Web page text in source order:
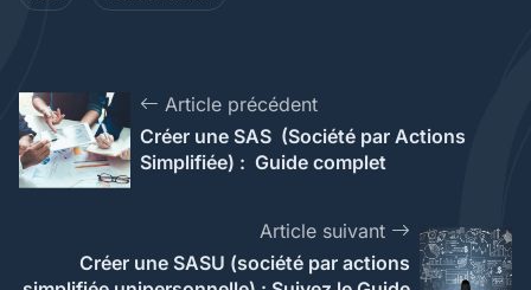
Article précédent
Créer une SAS (Société par Actions
Simplifiée) : Guide complet
Article suivant
Créer une SASU (société par actions